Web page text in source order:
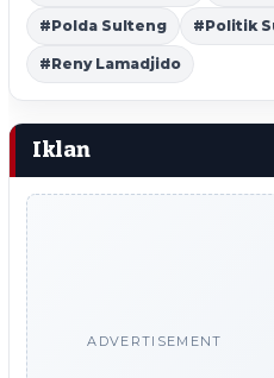
#Polda Sulteng #Politik
#Reny Lamadjido
Iklan
ADVERTISEMENT